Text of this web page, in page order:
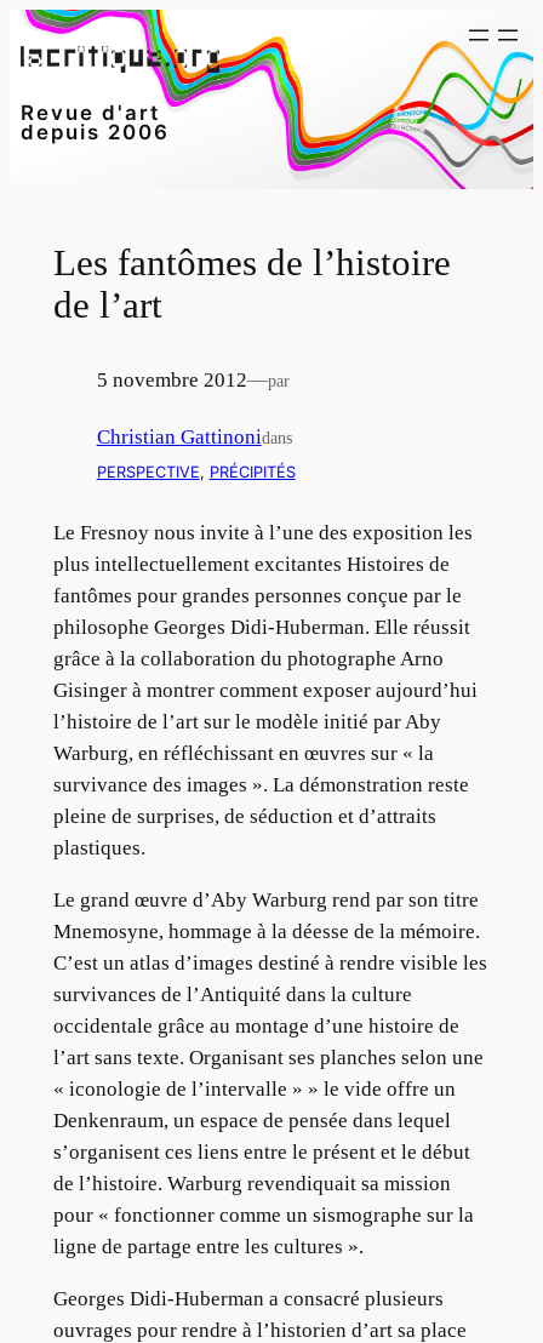
Aller
au
Revue d'art
depuis 2006
Les fantômes de l’histoire
de l’art
5 novembre 2012—par
Christian Gattinonidans
PERSPECTIVE, PRÉCIPITÉS
Le Fresnoy nous invite à l’une des exposition les
plus intellectuellement excitantes Histoires de
fantômes pour grandes personnes conçue par le
philosophe Georges Didi-Huberman. Elle réussit
grâce à la collaboration du photographe Arno
Gisinger à montrer comment exposer aujourd’hui
l’histoire de l’art sur le modèle initié par Aby
Warburg, en réfléchissant en œuvres sur « la
survivance des images ». La démonstration reste
pleine de surprises, de séduction et d’attraits
plastiques.
Le grand œuvre d’Aby Warburg rend par son titre
Mnemosyne, hommage à la déesse de la mémoire.
C’est un atlas d’images destiné à rendre visible les
survivances de l’Antiquité dans la culture
occidentale grâce au montage d’une histoire de
l’art sans texte. Organisant ses planches selon une
« iconologie de l’intervalle » » le vide offre un
Denkenraum, un espace de pensée dans lequel
s’organisent ces liens entre le présent et le début
de l’histoire. Warburg revendiquait sa mission
pour « fonctionner comme un sismographe sur la
ligne de partage entre les cultures ».
Georges Didi-Huberman a consacré plusieurs
ouvrages pour rendre à l’historien d’art sa place